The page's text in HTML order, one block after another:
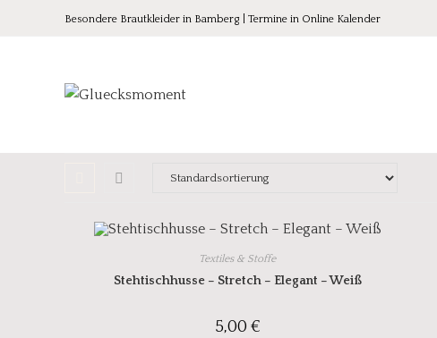
Besondere Brautkleider in Bamberg | Termine in Online Kalender
Textiles & Stoffe
Stehtischhusse – Stretch – Elegant – Weiß
5,00 €